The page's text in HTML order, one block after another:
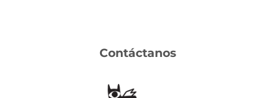
Contáctanos